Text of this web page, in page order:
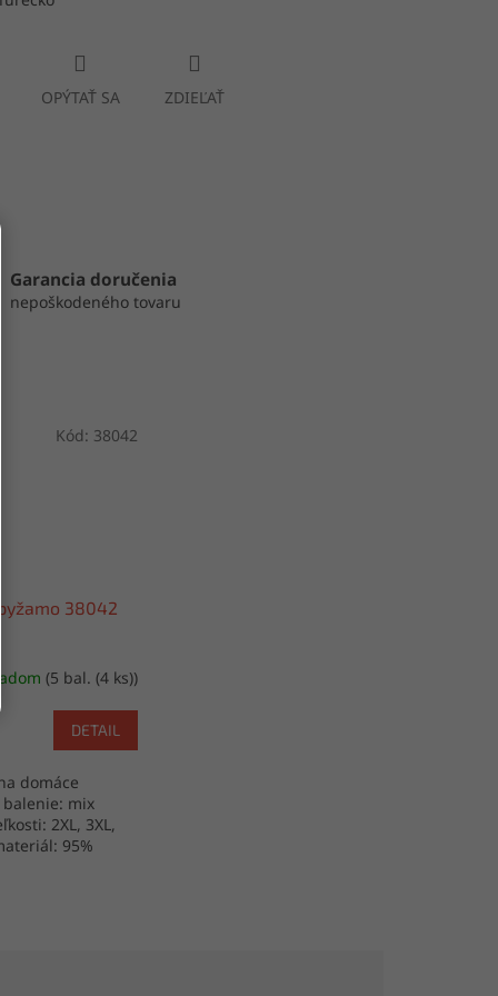
OPÝTAŤ SA ZDIEĽAŤ
Garancia doručenia
nepoškodeného tovaru
38042
(5 bal. (4 ks))
DETAIL
domáce
mix
2XL, 3XL,
95%
Kód: 38042